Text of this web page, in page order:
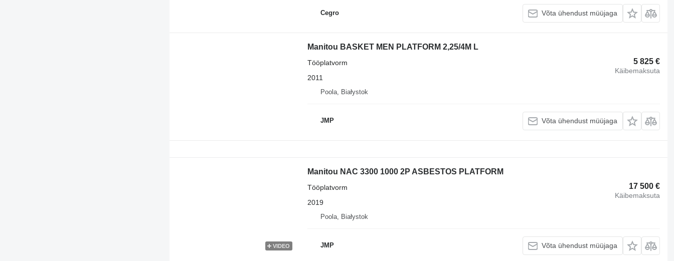
Cegro Võta ühendust müüjaga
Manitou BASKET MEN PLATFORM 2,25/4M L
5 825 €
Käibemaksuta
Tööplatvorm
2011
Poola, Białystok
JMP Võta ühendust müüjaga
VIDEO
Manitou NAC 3300 1000 2P ASBESTOS PLATFORM
17 500 €
Käibemaksuta
Tööplatvorm
2019
Poola, Białystok
JMP Võta ühendust müüjaga